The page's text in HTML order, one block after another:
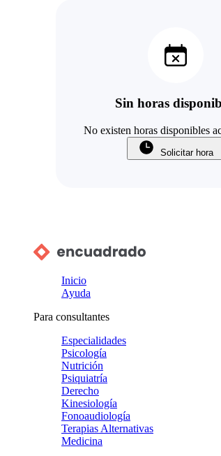
Sin horas
No existen horas disponibles
Solicitar hora
Inicio
Ayuda
Para consultantes
Especialidades
Psicología
Nutrición
Psiquiatría
Derecho
Kinesiología
Fonoaudiología
Terapias Alternativas
Medicina